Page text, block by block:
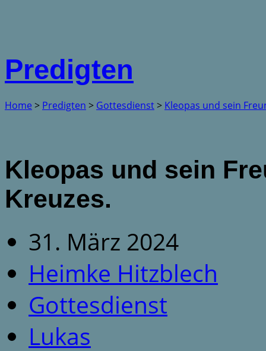
Predigten
Home > Predigten > Gottesdienst> Kleopas und sein
Kleopas und sein
Kreuzes.
31. März 2024
Heimke Hitzblech
Gottesdienst
Lukas